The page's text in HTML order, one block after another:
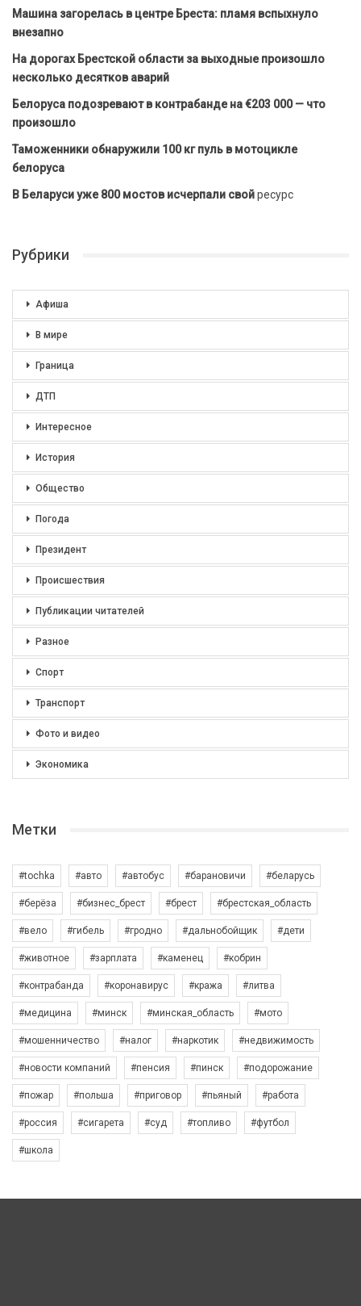
Машина загорелась в центре Бреста: пламя вспыхнуло
внезапно
На дорогах Брестской области за выходные произошло
несколько десятков аварий
Белоруса подозревают в контрабанде на €203 000 — что
произошло
Таможенники обнаружили 100 кг пуль в мотоцикле
белоруса
В Беларуси уже 800 мостов исчерпали свойресурс
Рубрики
Афиша
В мире
Граница
ДТП
Интересное
История
Общество
Погода
Президент
Происшествия
Публикации читателей
Разное
Спорт
Транспорт
Фото и видео
Экономика
Метки
#tochka #авто #автобус #барановичи #беларусь
#берёза #бизнес_брест #брест #брестская_область
#вело #гибель #гродно #дальнобойщик #дети
#животное #зарплата #каменец #кобрин
#контрабанда #коронавирус #кража #литва
#медицина #минск #минская_область #мото
#мошенничество #налог #наркотик #недвижимость
#новости компаний #пенсия #пинск #подорожание
#пожар #польша #приговор #пьяный #работа
#россия #сигарета #суд #топливо #футбол
#школа